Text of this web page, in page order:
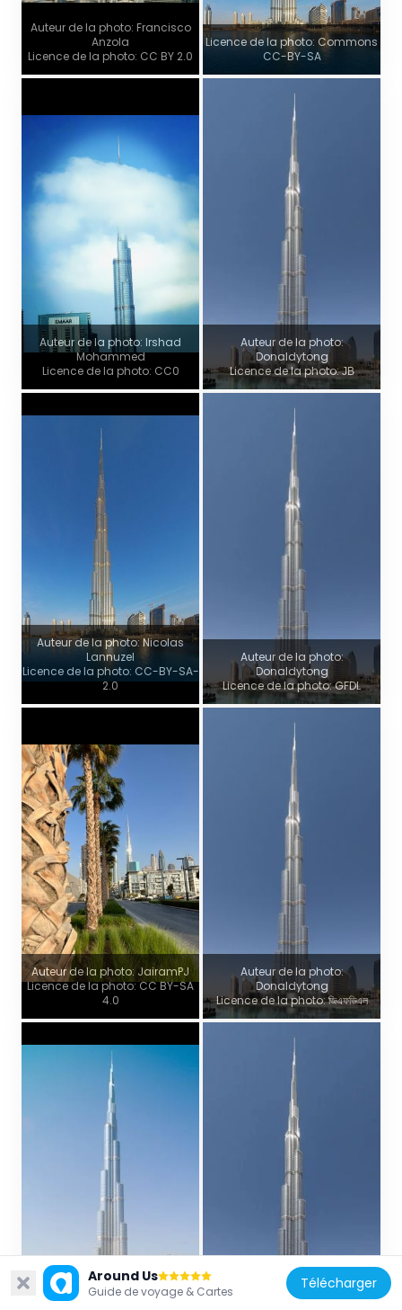
Auteur de la photo: Francisco
Anzola
Licence de la photo: CC BY 2.0
Licence de la photo: Commons
CC-BY-SA
Auteur de la photo: Irshad
Mohammed
Licence de la photo: CC0
Auteur de la photo:
Donaldytong
Licence de la photo: ЈВ
Auteur de la photo: Nicolas
Lannuzel
Licence de la photo: CC-BY-SA-
2.0
Auteur de la photo:
Donaldytong
Licence de la photo: GFDL
Auteur de la photo: JairamPJ
Licence de la photo: CC BY-SA
4.0
Auteur de la photo:
Donaldytong
Licence de la photo: জিএফডিএল
Licence de la photo: Commons
Licence de la photo: Commons
Around Us
Guide de voyage & Cartes Télécharger